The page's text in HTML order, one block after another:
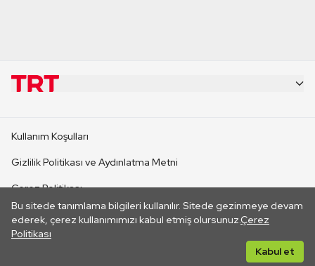
Bu sitede tanımlama bilgileri kullanılır. Sitede gezinmeye devam
ederek, çerez kullanımımızı kabul etmiş olursunuz.Çerez
Politikası
Kabul et
CANLI YAYINLAR
Kullanım Koşulları
Gizlilik Politikası ve Aydınlatma Metni
Çerez Politikası
İletişim
Her hakkı saklıdır. ©2026 TRT. Bağlantı yoluyla gidilen dış